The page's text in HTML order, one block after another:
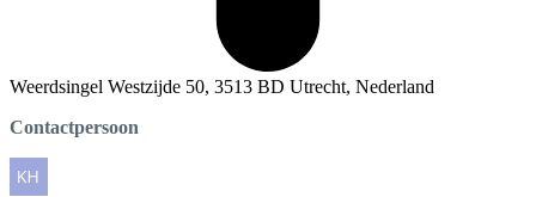
Weerdsingel Westzijde 50, 3513 BD Utrecht, Nederland
Contactpersoon